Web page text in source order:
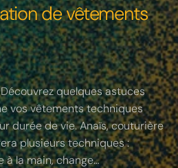
de vêtements
quelques astuces
vos vêtements techniques
durée de vie. Anaïs, couturière
plusieurs techniques :
la main, change…